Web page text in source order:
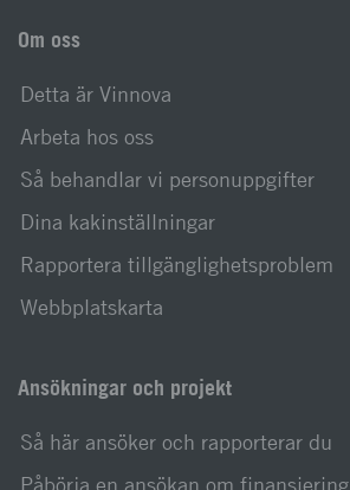
Om oss
Detta är Vinnova
Arbeta hos oss
Så behandlar vi personuppgifter
Dina kakinställningar
Rapportera tillgänglighetsproblem
Webbplatskarta
Ansökningar och projekt
Så här ansöker och rapporterar du
Påbörja en ansökan om finansiering